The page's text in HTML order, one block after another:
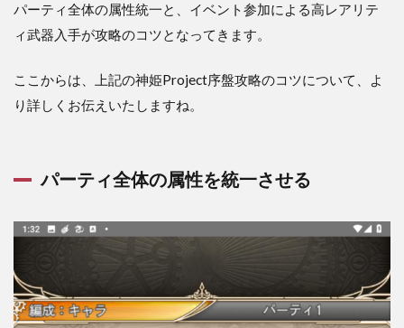
パーティ全体の属性統一と、イベント参加による高レアリテ
ィ武器入手が攻略のコツとなってきます。
ここからは、上記の神姫Project序盤攻略のコツについて、よ
り詳しくお伝えいたしますね。
パーティ全体の属性を統一させる